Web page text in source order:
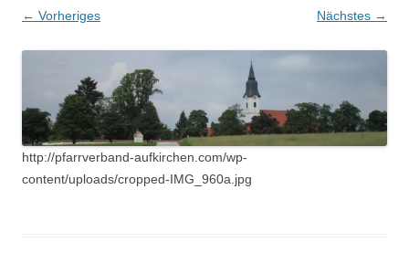
← Vorheriges Nächstes →
http://pfarrverband-aufkirchen.com/wp-
content/uploads/cropped-IMG_960a.jpg